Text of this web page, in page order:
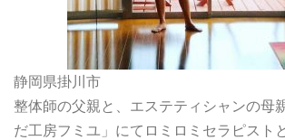
静岡県掛川市
整体師の父親と、エステティシャンの母
だ工房フミユ」にてロミロミセラピスト